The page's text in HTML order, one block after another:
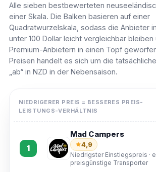
ersten Gruppe unten sind die am
Boutique-Anbieter und unabhängigen
aufgeführt, gefolgt von den großen
und den Billiganbietern, damit Sie sowohl
Servicequalität als auch die
können. Achten Sie dabei auf die
stärkeres Signal als eine 4,9 bei nur
Nebensaison; rechnen Sie damit, dass
von Dezember bis Februar für
Aufschlag von 50–100 % anfällt.
Alle sieben bestbewerteten
einer Skala. Die Balken basieren auf einer
Quadratwurzelskala, sodass die Anbieter
unter 100 Dollar leicht vergleichbar
Premium-Anbietern in einen Topf
Preisen handelt es sich um die
„ab“ in NZD in der Nebensaison.
NIEDRIGERER PREIS = BESSERES PREIS-
LEISTUNGS-VERHÄLTNIS
1
Mad Campers
4,9
Niedrigster Einstiegspreis ·
preisgünstige Transporter